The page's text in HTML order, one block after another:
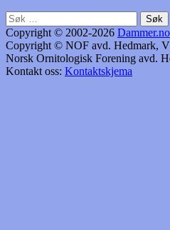
Søk
etter:
Copyright © 2002-2026 Dammer.no
Copyright © NOF avd. Hedmark,
Norsk Ornitologisk Forening avd.
Kontakt oss: Kontaktskjema